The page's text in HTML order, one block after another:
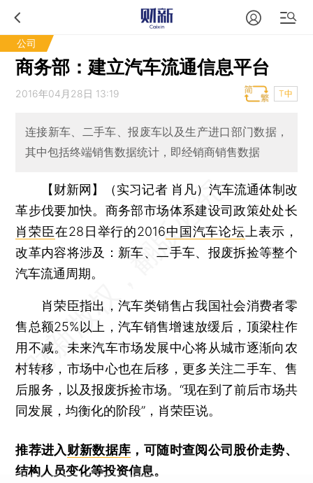
公司
商务部：建立汽车流通信息平台
2016年04月28日 13:19 T中
连接新车、二手车、报废车以及生产进口部门数据，
其中包括终端销售数据统计，即经销商销售数据
【财新网】（实习记者 肖凡）汽车流通体制改
革步伐要加快。商务部市场体系建设司政策处处长
肖荣臣在28日举行的2016中国汽车论坛 上表示，
改革内容将涉及：新车、二手车、报废拆捡等整个
汽车流通周期。
肖荣臣指出，汽车类销售占我国社会消费者零
售总额25%以上，汽车销售增速放缓后，顶梁柱作
用不减。未来汽车市场发展中心将从城市逐渐向农
村转移，市场中心也在后移，更多关注二手车、售
后服务，以及报废拆捡市场。“现在到了前后市场共
同发展，均衡化的阶段”，肖荣臣说。
推荐进入财新数据库 ，可随时查阅公司股价走势、
结构人员变化等投资信息。